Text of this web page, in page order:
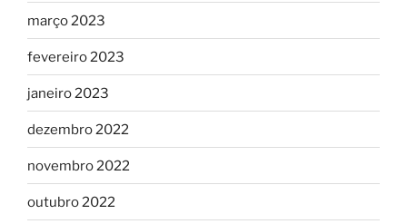
março 2023
fevereiro 2023
janeiro 2023
dezembro 2022
novembro 2022
outubro 2022